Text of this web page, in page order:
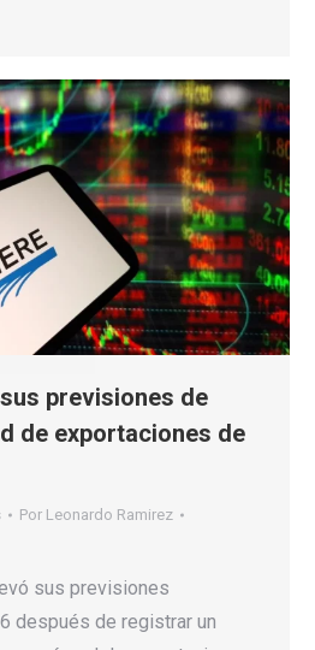
previsiones de
de exportaciones de
Por Leonardo Ramirez
sus previsiones
después de registrar un